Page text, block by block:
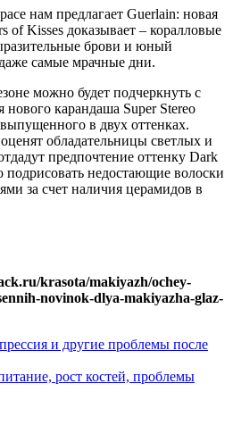
нам предлагает Guerlain: новая
of Kisses доказывает – коралловые
брови и юный
самые мрачные дни.
можно будет подчеркнуть с
карандаша Super Stereo
в двух оттенках.
обладательницы светлых и
предпочтение оттенку Dark
подрисовать недостающие волоски
за счет наличия церамидов в
krasota/makiyazh/ochey-
novinok-dlya-makiyazha-glaz-
и другие проблемы после
рост костей, проблемы